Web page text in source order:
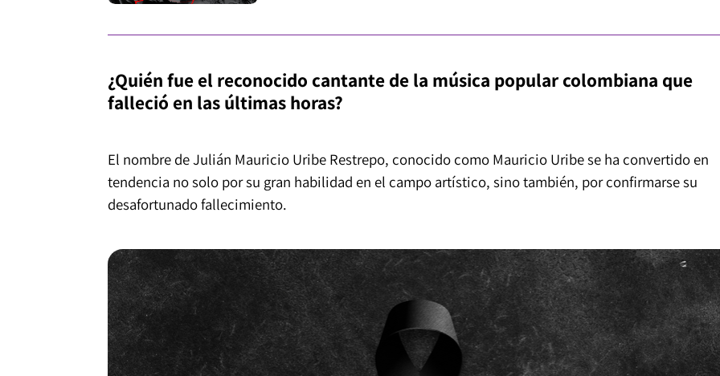
¿Quién fue el reconocido cantante de la música popular colombiana que
falleció en las últimas horas?
El nombre de Julián Mauricio Uribe Restrepo, conocido como Mauricio Uribe se ha convertido en
tendencia no solo por su gran habilidad en el campo artístico, sino también, por confirmarse su
desafortunado fallecimiento.